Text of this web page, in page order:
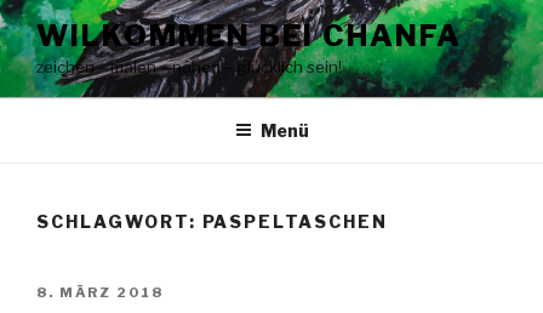
Zum
Inhalt
springen
WILKOMMEN BEI CHANFA
zeichen – malen – nähen – glücklich sein!
Menü
SCHLAGWORT: PASPELTASCHEN
VERÖFFENTLICHT
8. MÄRZ 2018